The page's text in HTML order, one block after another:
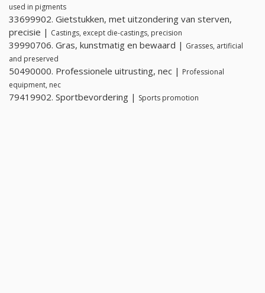
used in pigments
33699902. Gietstukken, met uitzondering van sterven,
precisie | Castings, except die-castings, precision
39990706. Gras, kunstmatig en bewaard | Grasses, artificial
and preserved
50490000. Professionele uitrusting, nec | Professional
equipment, nec
79419902. Sportbevordering | Sports promotion